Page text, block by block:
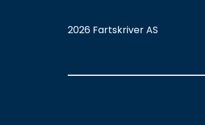
2026 Fartskriver AS